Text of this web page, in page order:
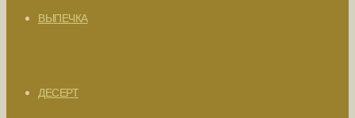
ВЫПЕЧКА
ДЕСЕРТ